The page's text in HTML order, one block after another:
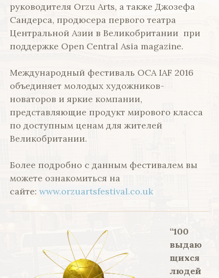
руководителя Orzu Arts, а также Джозефа
Сандерса, продюсера первого театра
Центральной Азии в Великобритании при
поддержке Open Central Asia magazine.
Международный фестиваль ОСА IAF 2016
объединяет молодых художников-
новаторов и яркие компании,
представляющие продукт мирового класса
по доступным ценам для жителей
Великобритании.
Более подробно с данным фестивалем вы
можете ознакомиться на
сайте: www.orzuartsfestival.co.uk
“100
выдаю
щихся
людей